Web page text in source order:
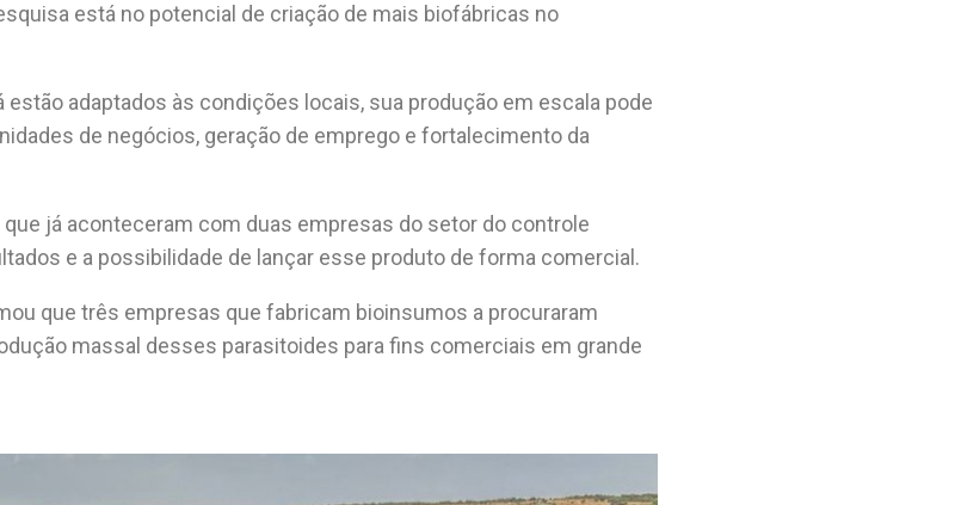
está no potencial de criação de mais biofábricas no
adaptados às condições locais, sua produção em escala pode
de negócios, geração de emprego e fortalecimento da
já aconteceram com duas empresas do setor do controle
e a possibilidade de lançar esse produto de forma comercial.
que três empresas que fabricam bioinsumos a procuraram
massal desses parasitoides para fins comerciais em grande